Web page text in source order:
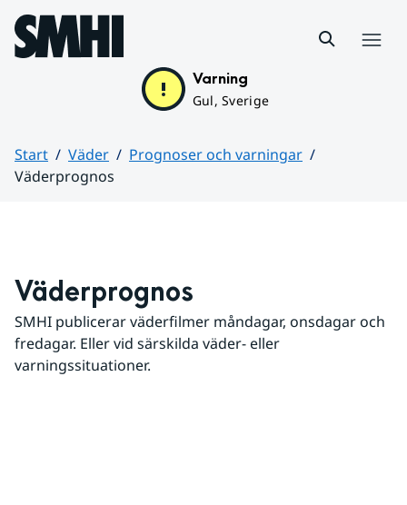
Hoppa till sidans innehåll
Varning
Gul, Sverige
Start Väder
Prognoser och varningar
Väderprognos
Väderprognos
SMHI publicerar väderfilmer måndagar, onsdagar och
fredagar. Eller vid särskilda väder- eller
varningssituationer.